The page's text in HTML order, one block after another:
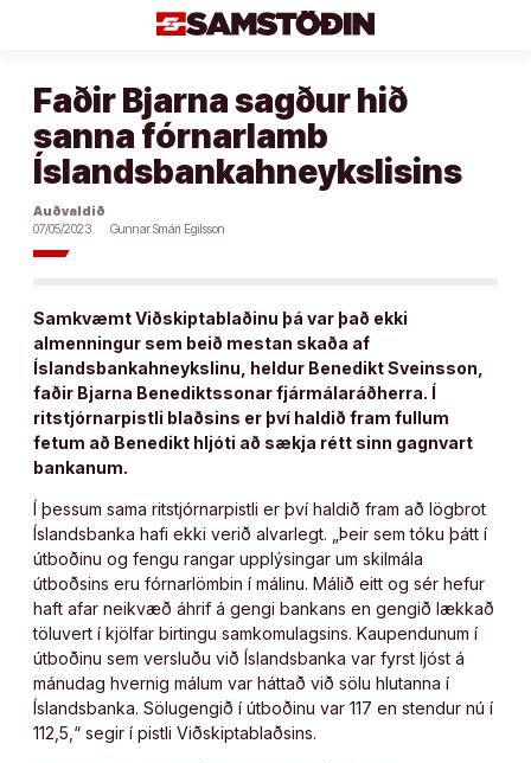
Faðir Bjarna sagður hið
sanna fórnarlamb
Íslandsbankahneykslisins
Auðvaldið
07/05/2023
Gunnar Smári Egilsson
Samkvæmt Viðskiptablaðinu þá var það ekki
almenningur sem beið mestan skaða af
Íslandsbankahneykslinu, heldur Benedikt Sveinsson,
faðir Bjarna Benediktssonar fjármálaráðherra. Í
ritstjórnarpistli blaðsins er því haldið fram fullum
fetum að Benedikt hljóti að sækja rétt sinn gagnvart
bankanum.
Í þessum sama ritstjórnarpistli er því haldið fram að lögbrot
Íslandsbanka hafi ekki verið alvarlegt. „Þeir sem tóku þátt í
útboðinu og fengu rangar upplýsingar um skilmála
útboðsins eru fórnarlömbin í málinu. Málið eitt og sér hefur
haft afar neikvæð áhrif á gengi bankans en gengið lækkað
töluvert í kjölfar birtingu samkomulagsins. Kaupendunum í
útboðinu sem versluðu við Íslandsbanka var fyrst ljóst á
mánudag hvernig málum var háttað við sölu hlutanna í
Íslandsbanka. Sölugengið í útboðinu var 117 en stendur nú í
112,5,“ segir í pistli Viðskiptablaðsins.